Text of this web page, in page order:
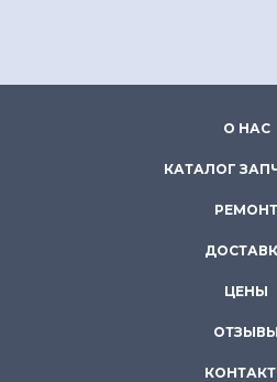
О НАС
КАТАЛОГ
РЕМОНТ
ЦЕНЫ
ОТЗЫВЫ